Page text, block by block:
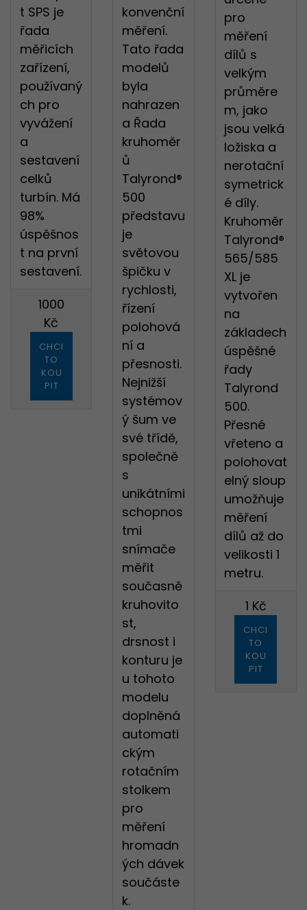
t SPS je
řada
měřicích
zařízení,
používaný
ch pro
vyvážení
a
sestavení
celků
turbín. Má
98%
úspěšnos
t na první
sestavení.
1000
Kč
CHCI
TO
KOU
PIT
konvenční
měření.
Tato řada
modelů
byla
nahrazen
a Řada
kruhoměr
ů
Talyrond®
500
představu
je
světovou
špičku v
rychlosti,
řízení
polohová
ní a
přesnosti.
Nejnižší
systémov
ý šum ve
své třídě,
společně
s
unikátními
schopnos
tmi
snímače
měřit
současně
kruhovito
st,
drsnost i
konturu je
u tohoto
modelu
doplněná
automati
ckým
rotačním
stolkem
pro
měření
hromadn
ých dávek
součáste
k.
pro
měření
dílů s
velkým
průměre
m, jako
jsou velká
ložiska a
nerotační
symetrick
é díly.
Kruhoměr
Talyrond®
565/585
XL je
vytvořen
na
základech
úspěšné
řady
Talyrond
500.
Přesné
vřeteno a
polohovat
elný sloup
umožňuje
měření
dílů až do
velikosti 1
metru.
1 Kč
CHCI
TO
KOU
PIT